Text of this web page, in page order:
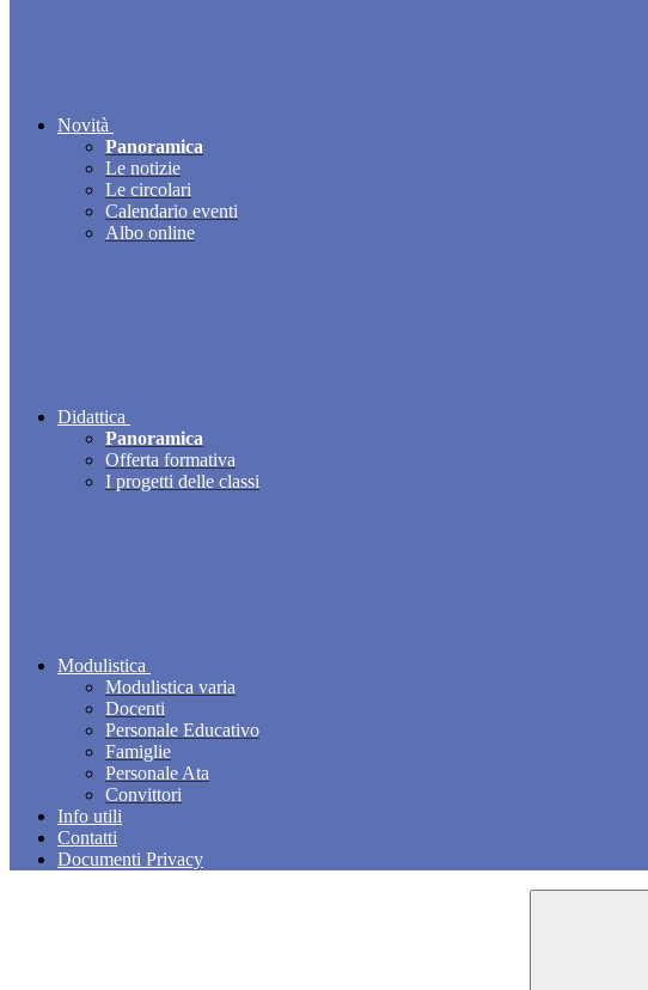
Novità
Panoramica
Le notizie
Le circolari
Calendario eventi
Albo online
Didattica
Panoramica
Offerta formativa
I progetti delle classi
Modulistica
Modulistica varia
Docenti
Personale Educativo
Famiglie
Personale Ata
Convittori
Info utili
Contatti
Documenti Privacy